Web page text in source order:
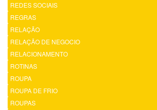
REDES SOCIAIS
REGRAS
RELAÇÃO
RELAÇÃO DE NEGOCIO
RELACIONAMENTO
ROTINAS
ROUPA
ROUPA DE FRIO
ROUPAS